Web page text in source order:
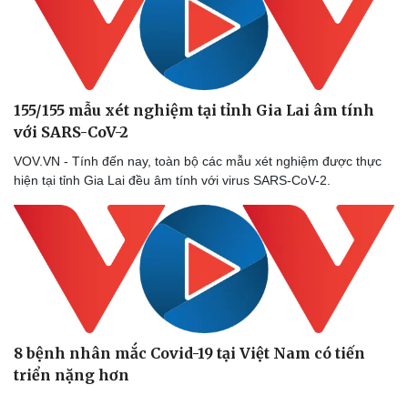
Lịch thi đấu bóng đá
Thế giới thể thao
eSports
Hậu trường
Xe máy
Tư vấn
155/155 mẫu xét nghiệm tại tỉnh Gia Lai âm tính
với SARS-CoV-2
VOV.VN - Tính đến nay, toàn bộ các mẫu xét nghiệm được thực
hiện tại tỉnh Gia Lai đều âm tính với virus SARS-CoV-2.
8 bệnh nhân mắc Covid-19 tại Việt Nam có tiến
triển nặng hơn